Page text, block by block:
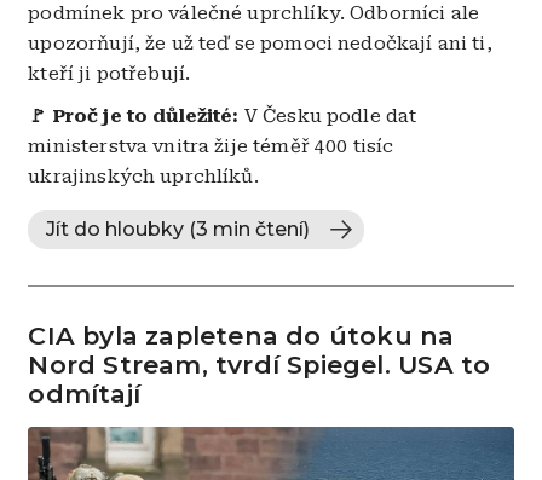
podmínek pro válečné uprchlíky. Odborníci ale
upozorňují, že už teď se pomoci nedočkají ani ti,
kteří ji potřebují.
🚩 Proč je to důležité: V Česku podle dat
ministerstva vnitra žije téměř 400 tisíc
ukrajinských uprchlíků.
Jít do hloubky (3 min čtení)
CIA byla zapletena do útoku na
Nord Stream, tvrdí Spiegel. USA to
odmítají